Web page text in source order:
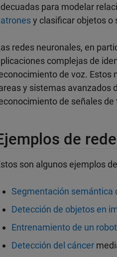
para modelar
y clasificar objetos o
redes neuronales, en
complejas de
de voz. Estos
y sistemas avanzados
de señales de
de
son algunos ejemplos
Segmentación semántica
Detección de objetos en
Entrenamiento de un
Detección del cáncer